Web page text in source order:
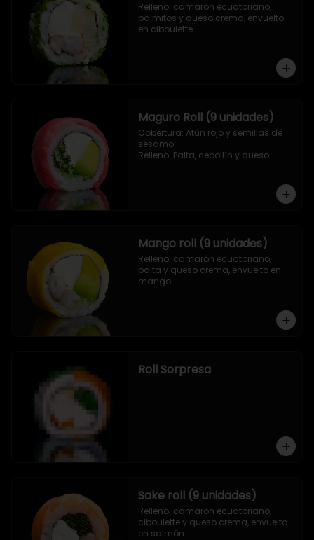
Relleno: camarón ecuatoriano,
palmitos y queso crema, envuelto
en ciboulette.
Maguro Roll (9 unidades)
Cobertura: Atún rojo y semillas de
sésamo
Relleno: Palta, cebollín y queso
Mango roll (9 unidades)
Relleno: camarón ecuatoriano,
palta y queso crema, envuelto en
mango.
Roll Sorpresa
Sake roll (9 unidades)
Relleno: camarón ecuatoriano,
ciboulette y queso crema, envuelto
en salmón.